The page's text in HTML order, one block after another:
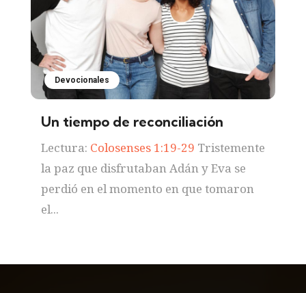
Devocionales
Un tiempo de reconciliación
Lectura: Colosenses 1:19-29 Tristemente
la paz que disfrutaban Adán y Eva se
perdió en el momento en que tomaron
el...